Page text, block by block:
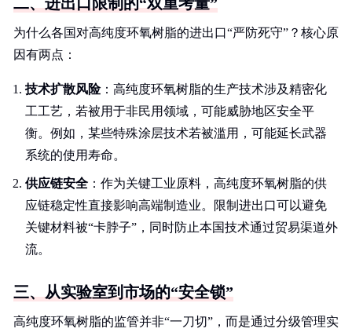
为什么各国对高纯度环氧树脂的进出口“严防死守”？核心原
因有两点：
技术扩散风险：高纯度环氧树脂的生产技术涉及精密化
工工艺，若被用于非民用领域，可能威胁地区安全平
衡。例如，某些特殊涂层技术若被滥用，可能延长武器
系统的使用寿命。
供应链安全 ：作为关键工业原料，高纯度环氧树脂的供
应链稳定性直接影响高端制造业。限制进出口可以避免
关键材料被“卡脖子”，同时防止本国技术通过贸易渠道外
流。
三、从实验室到市场的“安全锁”
高纯度环氧树脂的监管并非“一刀切”，而是通过分级管理实